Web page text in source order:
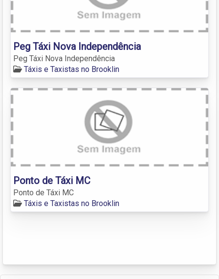
Peg Táxi Nova Independência
Peg Táxi Nova Independência
Táxis e Taxistas no Brooklin
Ponto de Táxi MC
Ponto de Táxi MC
Táxis e Taxistas no Brooklin